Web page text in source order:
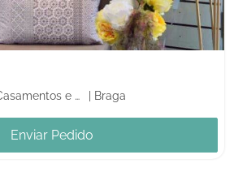
Ideias originais para Casamentos e Casa Braga
Enviar Pedido